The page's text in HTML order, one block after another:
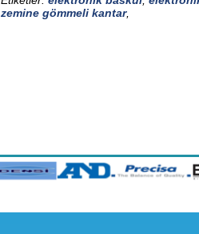
zemine gömmeli kantar,